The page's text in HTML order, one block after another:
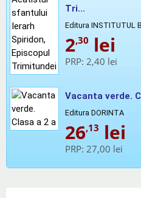
Tri...
Editura INSTITUTUL
2,30 lei
PRP: 2,40 lei
Vacanta verde.
Editura DORINTA
26,13 lei
PRP: 27,00 lei